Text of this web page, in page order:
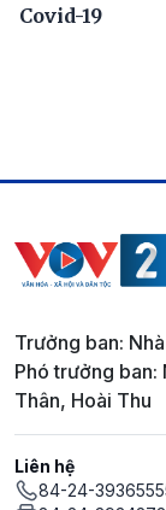
Covid-19
Trưởng ban:
Phó trưởng ban:
Thân, Hoài Thu
Liên hệ
84-24-